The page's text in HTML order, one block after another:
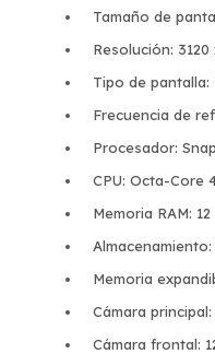
Tamaño de
Resolución: 3120
Tipo de pantalla:
Frecuencia de
Procesador:
CPU: Octa-Core
Memoria RAM: 12
Almacenamiento:
Memoria
Cámara
Cámara frontal: